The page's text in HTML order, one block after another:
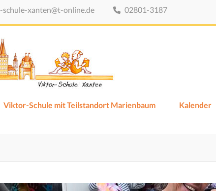
xanten@t-online.de 02801-3187
Viktor-Schule mit Teilstandort Marienbaum Kalender